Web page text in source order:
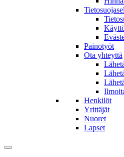
Painotyöt
Ota yhteyttä
Henkilöt
Yrittäjät
Nuoret
Lapset